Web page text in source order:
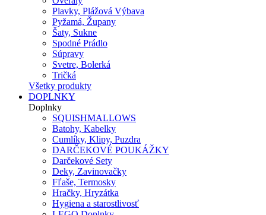
Plavky, Plážová Výbava
Pyžamá, Župany
Šaty, Sukne
Spodné Prádlo
Súpravy
Svetre, Bolerká
Tričká
Všetky produkty
DOPLNKY
Doplnky
SQUISHMALLOWS
Batohy, Kabelky
Cumlíky, Klipy, Puzdra
DARČEKOVÉ POUKÁŽKY
Darčekové Sety
Deky, Zavinovačky
Fľaše, Termosky
Hračky, Hryzátka
Hygiena a starostlivosť